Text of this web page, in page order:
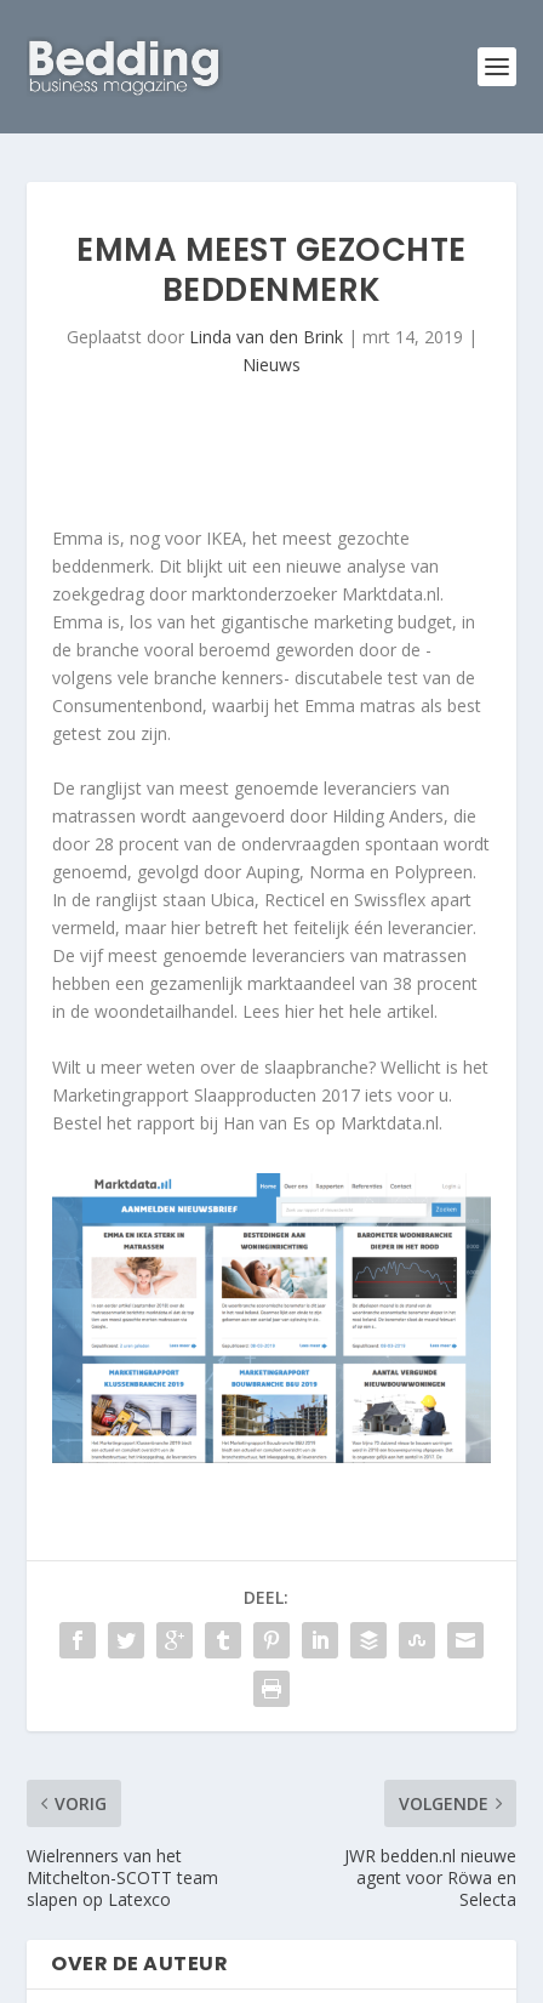
EMMA MEEST GEZOCHTE
BEDDENMERK
Geplaatst door Linda van den Brink| mrt 14, 2019 |
Nieuws
Emma is, nog voor IKEA, het meest gezochte
beddenmerk. Dit blijkt uit een nieuwe analyse van
zoekgedrag door marktonderzoeker Marktdata.nl.
Emma is, los van het gigantische marketing budget, in
de branche vooral beroemd geworden door de -
volgens vele branche kenners- discutabele test van de
Consumentenbond, waarbij het Emma matras als best
getest zou zijn.
De ranglijst van meest genoemde leveranciers van
matrassen wordt aangevoerd door Hilding Anders, die
door 28 procent van de ondervraagden spontaan wordt
genoemd, gevolgd door Auping, Norma en Polypreen.
In de ranglijst staan Ubica, Recticel en Swissflex apart
vermeld, maar hier betreft het feitelijk één leverancier.
De vijf meest genoemde leveranciers van matrassen
hebben een gezamenlijk marktaandeel van 38 procent
in de woondetailhandel. Lees hier het hele artikel.
Wilt u meer weten over de slaapbranche? Wellicht is het
Marketingrapport Slaapproducten 2017 iets voor u.
Bestel het rapport bij Han van Es op Marktdata.nl.
DEEL:
VORIG
Wielrenners van het
Mitchelton-SCOTT team
slapen op Latexco
VOLGENDE
JWR bedden.nl nieuwe
agent voor Röwa en
Selecta
OVER DE AUTEUR